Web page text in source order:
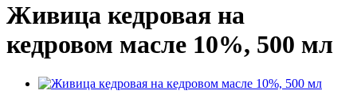
Живица кедровая на
кедровом масле 10%, 500 мл